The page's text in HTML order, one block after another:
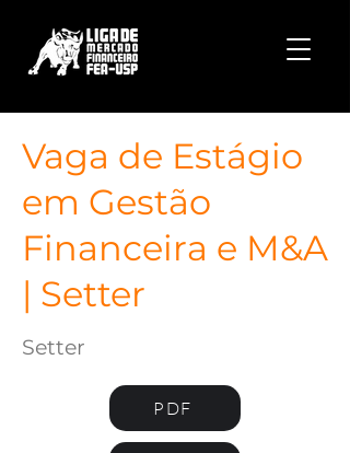
Vaga de Estágio
em Gestão
Financeira e M&A
| Setter
Setter
PDF